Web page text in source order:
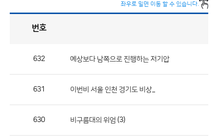
좌우로 밀면 이동 할 수 있습니다.
론
번호
632 예상보다 남쪽으로 진행하는 저기압
631 이번비 서울 인천 경기도 비상...
630 비구름대의 위엄 (3)